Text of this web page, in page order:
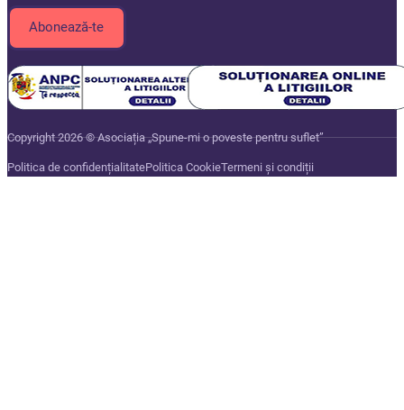
Copyright 2026 © Asociația „Spune-mi o poveste pentru suflet”
Politica de confidențialitatePolitica CookieTermeni și condiții